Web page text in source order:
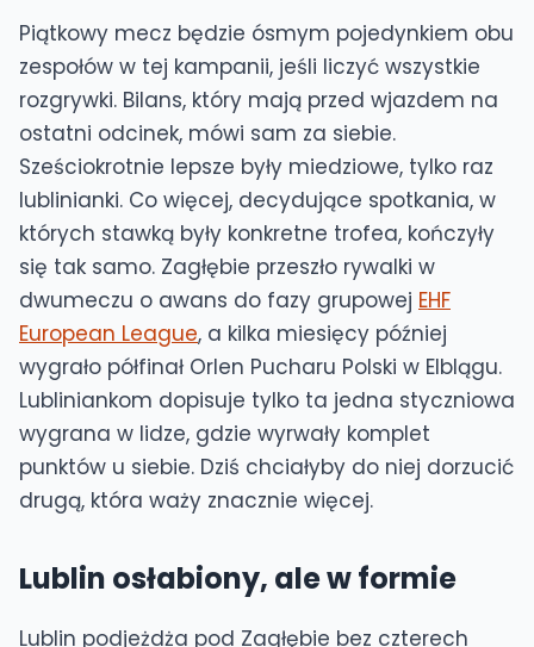
Piątkowy mecz będzie ósmym pojedynkiem obu
zespołów w tej kampanii, jeśli liczyć wszystkie
rozgrywki. Bilans, który mają przed wjazdem na
ostatni odcinek, mówi sam za siebie.
Sześciokrotnie lepsze były miedziowe, tylko raz
lublinianki. Co więcej, decydujące spotkania, w
których stawką były konkretne trofea, kończyły
się tak samo. Zagłębie przeszło rywalki w
dwumeczu o awans do fazy grupowej EHF
European League, a kilka miesięcy później
wygrało półfinał Orlen Pucharu Polski w Elblągu.
Lubliniankom dopisuje tylko ta jedna styczniowa
wygrana w lidze, gdzie wyrwały komplet
punktów u siebie. Dziś chciałyby do niej dorzucić
drugą, która waży znacznie więcej.
Lublin osłabiony, ale w formie
Lublin podjeżdża pod Zagłębie bez czterech